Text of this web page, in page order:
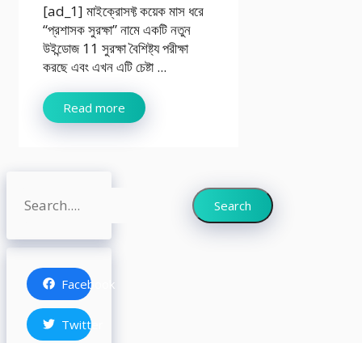
[ad_1] মাইক্রোসফ্ট কয়েক মাস ধরে
“প্রশাসক সুরক্ষা” নামে একটি নতুন
উইন্ডোজ 11 সুরক্ষা বৈশিষ্ট্য পরীক্ষা
করছে এবং এখন এটি চেষ্টা ...
Read more
Search Search
Facebook
Twitter